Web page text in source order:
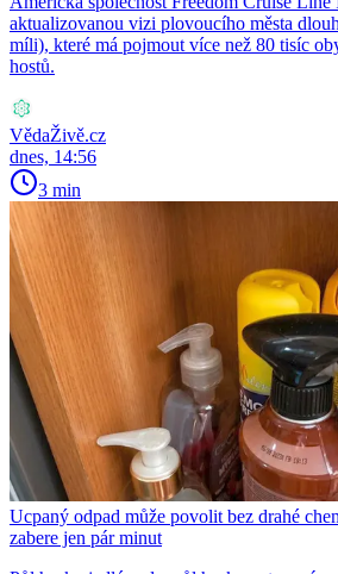
aktualizovanou vizi plovoucího města
míli), které má pojmout více než 80 tisíc
hostů.
VědaŽivě.cz
dnes, 14:56
3 min
Ucpaný odpad může povolit bez drahé
zabere jen pár minut